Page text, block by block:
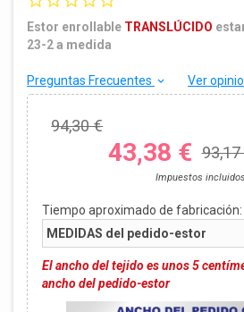
Estor enrollable TRANSLÚCIDO
23-2 a medida
Preguntas Frecuentes keyboard_arrow_down Ver
94,30 €
43,38 € 93,17
Impuestos incluidos
Tiempo aproximado de fabricación:
MEDIDAS del pedido-estor
El ancho del tejido es unos 5
ancho del pedido-estor